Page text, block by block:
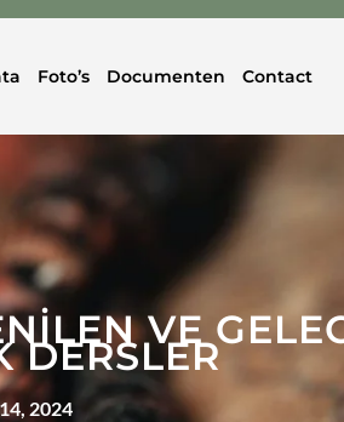
Foto’s Documenten Contact
VE
DERSLER
2024